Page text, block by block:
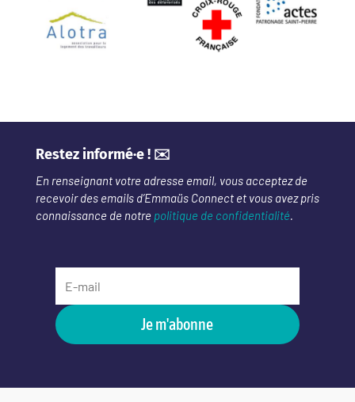
Restez informé·e ! ✉️
En renseignant votre adresse email, vous acceptez de
recevoir des emails d’Emmaüs Connect et vous avez pris
connaissance de notre politique de confidentialité.
Je m'abonne